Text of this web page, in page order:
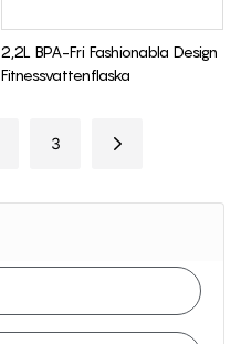
2,2L BPA-Fri Fashionabla Design
Fitnessvattenflaska
3